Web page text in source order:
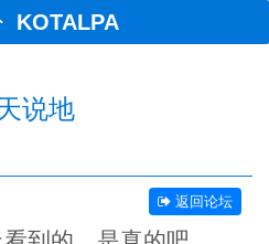
KOTALPA
说地
返回论坛